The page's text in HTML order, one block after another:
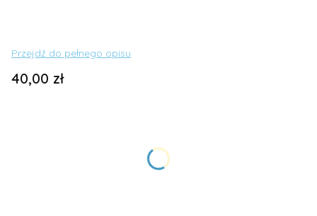
Przejdź do pełnego opisu
Cena
40,00 zł